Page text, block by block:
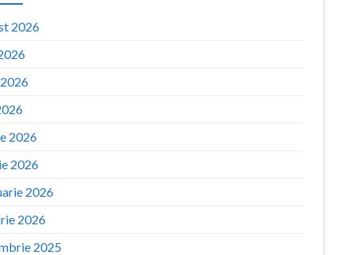
2026
2026
2026
2026
2026
2025